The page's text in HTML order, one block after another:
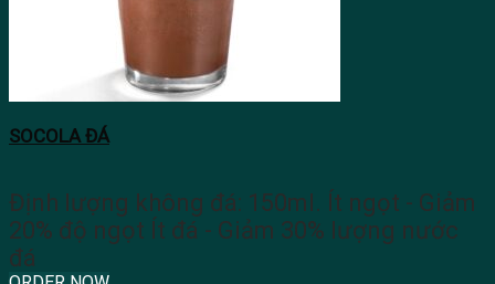
SOCOLA ĐÁ
Định lượng không đá: 150ml. Ít ngọt - Giảm
20% độ ngọt Ít đá - Giảm 30% lượng nước
đá